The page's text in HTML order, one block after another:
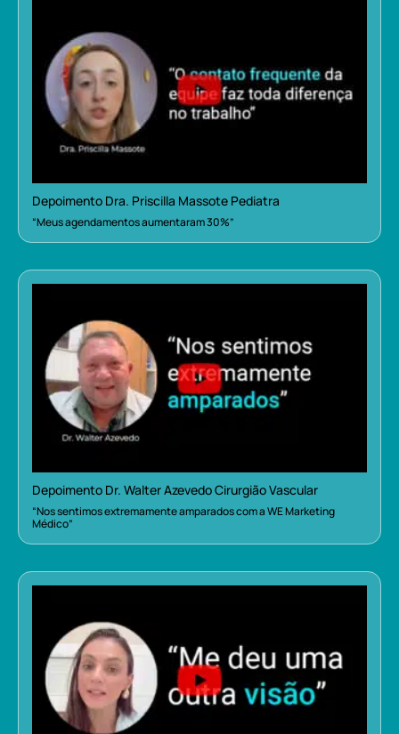
Depoimento Dra. Priscilla Massote Pediatra
“Meus agendamentos aumentaram 30%”
Depoimento Dr. Walter Azevedo Cirurgião Vascular
“Nos sentimos extremamente amparados com a WE Marketing
Médico”